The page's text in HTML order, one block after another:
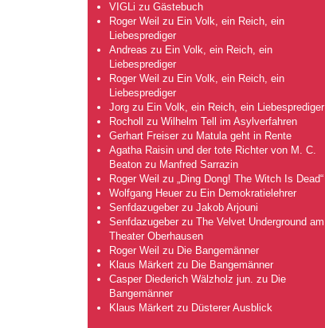
VIGLi zu Gästebuch
Roger Weil zu Ein Volk, ein Reich, ein
Liebesprediger
Andreas zu Ein Volk, ein Reich, ein
Liebesprediger
Roger Weil zu Ein Volk, ein Reich, ein
Liebesprediger
Jorgzu Ein Volk, ein Reich, ein Liebesprediger
Rocholl
zu Wilhelm Tell im Asylverfahren
Gerhart Freiserzu Matula geht in Rente
Agatha Raisin und der tote Richter von M. C.
Beatonzu Manfred Sarrazin
Roger Weil zu „Ding Dong! The Witch Is Dead“
Wolfgang Heuerzu Ein Demokratielehrer
Senfdazugeberzu Jakob Arjouni
Senfdazugeberzu The Velvet Underground am
Theater Oberhausen
Roger Weil zu Die Bangemänner
Klaus Märkertzu Die Bangemänner
Casper Diederich Wälzholz jun. zu Die
Bangemänner
Klaus Märkertzu Düsterer Ausblick